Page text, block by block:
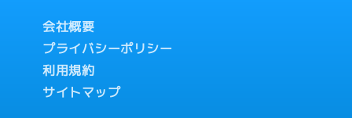
会社概要
プライバシーポリシー
利用規約
サイトマップ